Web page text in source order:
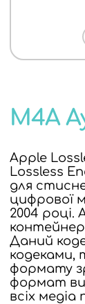
M4A
Apple
Lossless
для
цифрової
2004 році.
Даний
кодеками,
формату
формат
всіх